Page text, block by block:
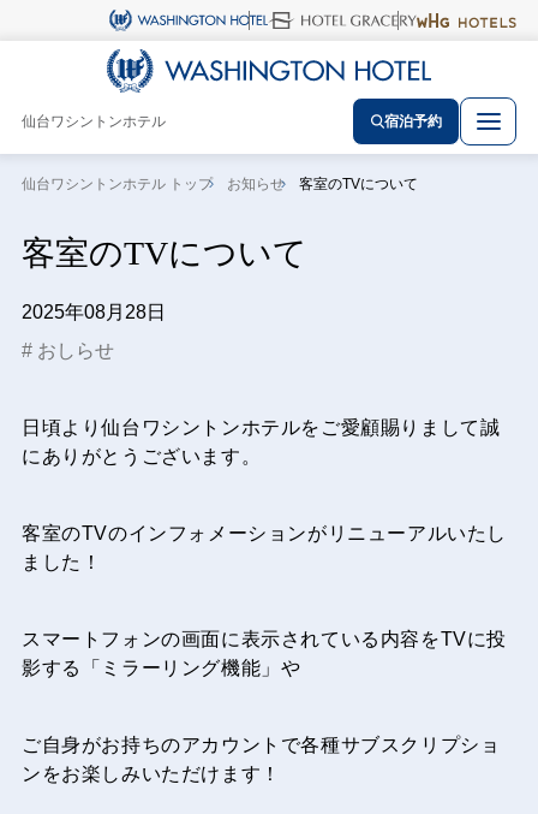
仙台ワシントンホテル 宿泊予約
仙台ワシントンホテル トップ お知らせ 客室のTVについて
客室のTVについて
2025年08月28日
おしらせ
日頃より仙台ワシントンホテルをご愛顧賜りまして誠
にありがとうございます。
客室のTVのインフォメーションがリニューアルいたし
ました！
スマートフォンの画面に表示されている内容をTVに投
影する「ミラーリング機能」や
ご自身がお持ちのアカウントで各種サブスクリプショ
ンをお楽しみいただけます！